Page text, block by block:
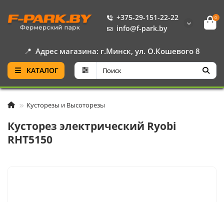
+375-29-151-22-22
info@f-park.by
0
📍 Адрес магазина: г.Минск, ул. О.Кошевого 8
КАТАЛОГ
Кусторезы и Высоторезы
Кусторез электрический Ryobi
RHT5150